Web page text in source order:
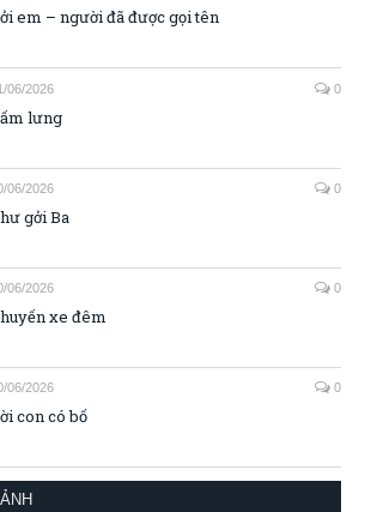
em – người đã được gọi tên
06/2026 0
lưng
06/2026 0
gởi Ba
06/2026 0
xe đêm
06/2026 0
con có bố